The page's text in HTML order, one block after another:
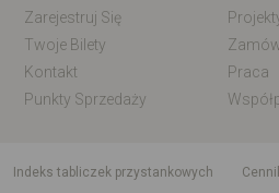
Zarejestruj Się
Twoje Bilety
Kontakt
Praca
Punkty Sprzedaży
indeks tabliczek przystankowych